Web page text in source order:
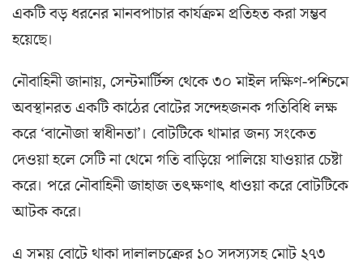
একটি বড় ধরনের মানবপাচার কার্যক্রম প্রতিহত করা সম্ভব
হয়েছে।
নৌবাহিনী জানায়, সেন্টমার্টিন্স থেকে ৩০ মাইল দক্ষিণ-পশ্চিমে
অবস্থানরত একটি কাঠের বোটের সন্দেহজনক গতিবিধি লক্ষ
করে ‘বানৌজা স্বাধীনতা’। বোটটিকে থামার জন্য সংকেত
দেওয়া হলে সেটি না থেমে গতি বাড়িয়ে পালিয়ে যাওয়ার চেষ্টা
করে। পরে নৌবাহিনী জাহাজ তৎক্ষণাৎ ধাওয়া করে বোটটিকে
আটক করে।
এ সময় বোটে থাকা দালালচক্রের ১০ সদস্যসহ মোট ২৭৩